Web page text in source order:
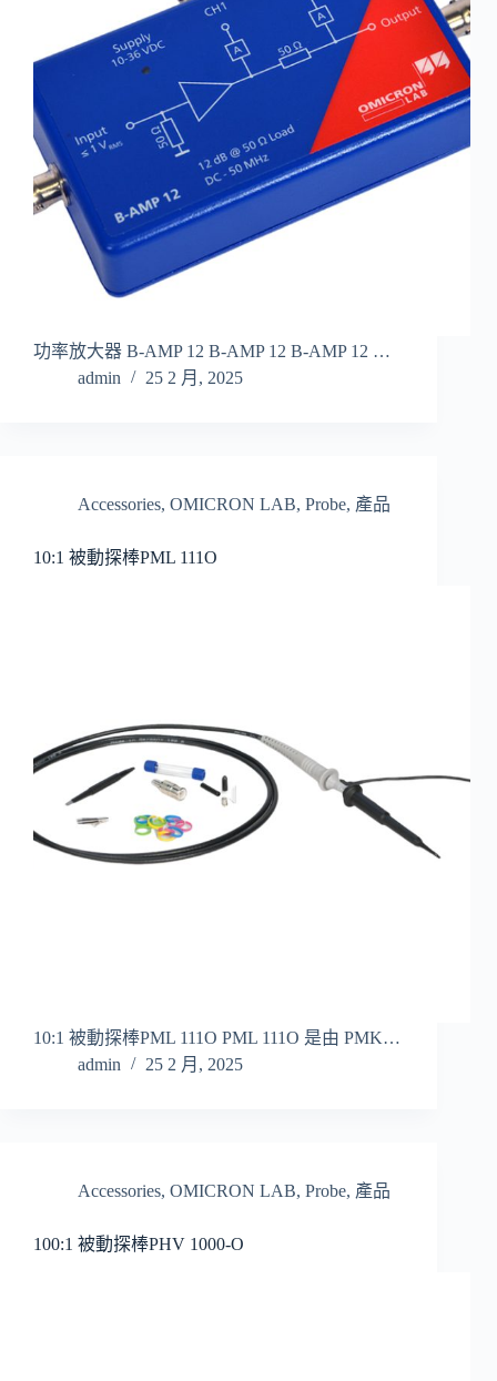
功率放大器 B-AMP 12 B-AMP 12 B-AMP 12 …
admin
25 2 月, 2025
Accessories, OMICRON LAB, Probe, 產品
10:1 被動探棒PML 111O
10:1 被動探棒PML 111O PML 111O 是由 PMK…
admin
25 2 月, 2025
Accessories, OMICRON LAB, Probe, 產品
100:1 被動探棒PHV 1000-O